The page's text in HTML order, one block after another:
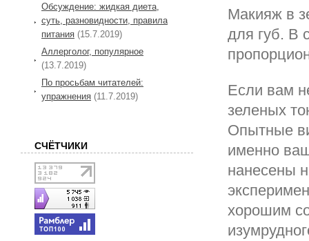
Макияж в
для губ. В
Если вам
зеленых
Опытные
именно
нанесены
хорошим
Обсуждение: жидкая диета,
суть, разновидности, правила
питания (15.7.2019)
Аллерголог, популярное
(13.7.2019)
По просьбам читателей:
упражнения (11.7.2019)
СЧЁТЧИКИ